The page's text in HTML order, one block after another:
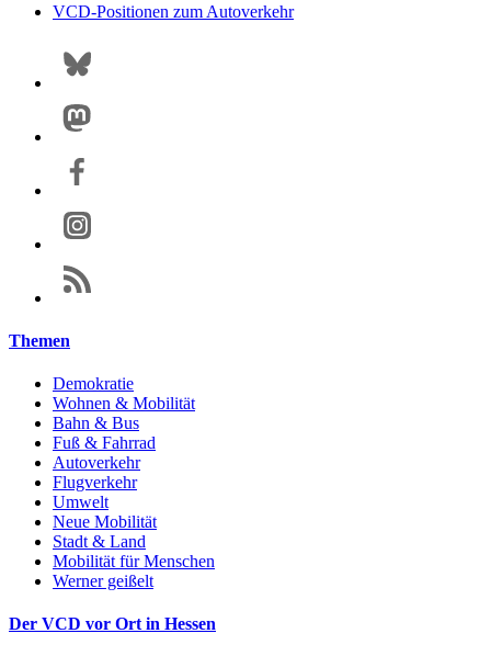
VCD-Positionen zum Autoverkehr
Themen
Demokratie
Wohnen & Mobilität
Bahn & Bus
Fuß & Fahrrad
Autoverkehr
Flugverkehr
Umwelt
Neue Mobilität
Stadt & Land
Mobilität für Menschen
Werner geißelt
Der VCD vor Ort in Hessen